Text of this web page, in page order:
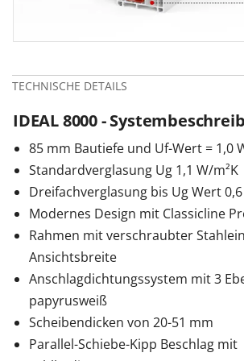
TECHNISCHE DETAILS
IDEAL 8000 -
85 mm Bautiefe und Uf-Wert = 1,0
Standardverglasung Ug 1,1 W/m²K
Dreifachverglasung bis Ug Wert
Modernes Design mit Classicline
Rahmen mit verschraubter
Ansichtsbreite
Anschlagdichtungssystem mit 3
papyrusweiß
Scheibendicken von 20-51 mm
Parallel-Schiebe-Kipp Beschlag mit